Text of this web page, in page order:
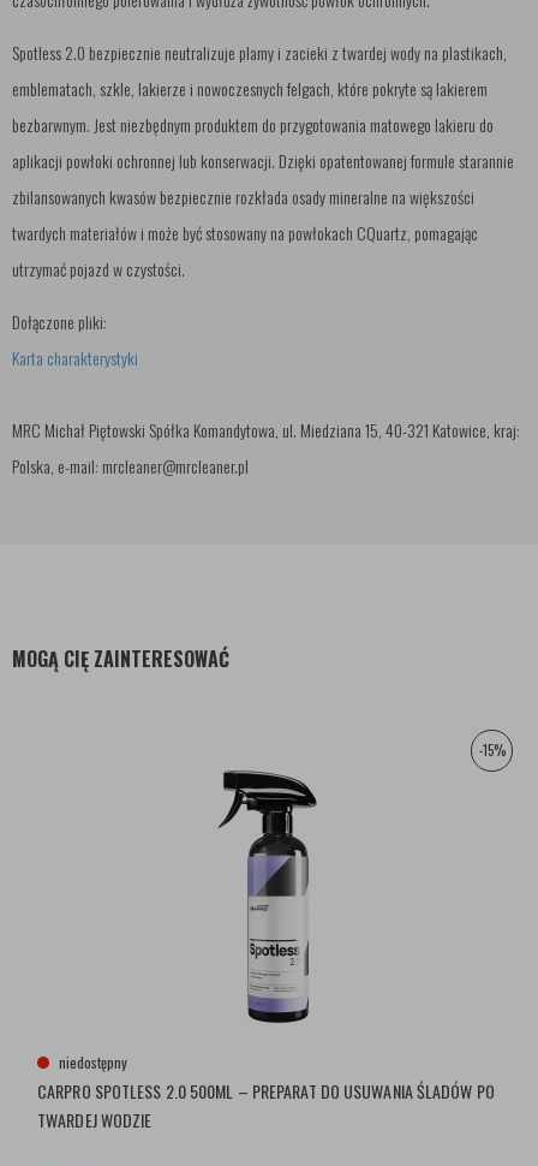
Spotless 2.0 bezpiecznie neutralizuje plamy i zacieki z twardej wody na plastikach,
emblematach, szkle, lakierze i nowoczesnych felgach, które pokryte są lakierem
bezbarwnym. Jest niezbędnym produktem do przygotowania matowego lakieru do
aplikacji powłoki ochronnej lub konserwacji. Dzięki opatentowanej formule starannie
zbilansowanych kwasów bezpiecznie rozkłada osady mineralne na większości
twardych materiałów i może być stosowany na powłokach CQuartz, pomagając
utrzymać pojazd w czystości.
Dołączone pliki:
Karta charakterystyki
MRC Michał Piętowski Spółka Komandytowa, ul. Miedziana 15, 40-321 Katowice, kraj:
Polska, e-mail: mrcleaner@mrcleaner.pl
MOGĄ CIĘ ZAINTERESOWAĆ
-15%
niedostępny
CARPRO SPOTLESS 2.0 500ML – PREPARAT DO USUWANIA ŚLADÓW PO
TWARDEJ WODZIE